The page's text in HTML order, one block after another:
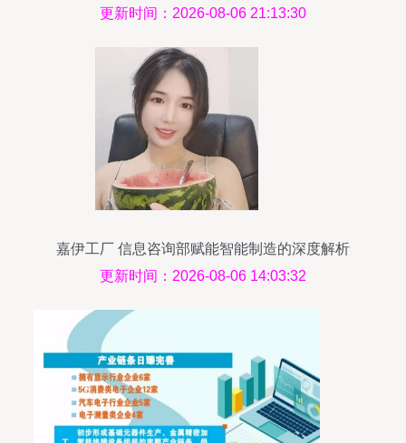
咨询服务的重要性
更新时间：2026-08-06 21:13:30
嘉伊工厂 信息咨询部赋能智能制造的深度解析
更新时间：2026-08-06 14:03:32